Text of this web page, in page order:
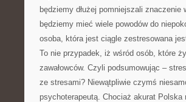
będziemy dłużej pomniejszali
będziemy mieć wiele powodów do
osoba, która jest ciągle zestresowana
To nie przypadek, iż wśród osób, które
zawałowców. Czyli podsumowując –
ze stresami? Niewątpliwie czymś
psychoterapeutą. Chociaż akurat